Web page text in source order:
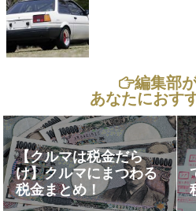
編集部
あなたにおす
【クルマは税金だら
け】クルマにまつわる
税金まとめ！